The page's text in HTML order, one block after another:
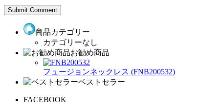
商品カテゴリー
カテゴリーなし
お勧め商品
フュージョンネックレス (FNB200532)
ベストセラー
FACEBOOK